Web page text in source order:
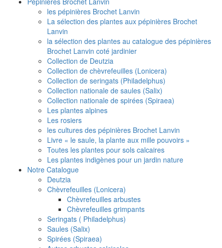
les pépinières Brochet Lanvin
La sélection des plantes aux pépinières Brochet
Lanvin
la sélection des plantes au catalogue des pépinières
Brochet Lanvin coté jardinier
Collection de Deutzia
Collection de chèvrefeuilles (Lonicera)
Collection de seringats (Philadelphus)
Collection nationale de saules (Salix)
Collection nationale de spirées (Spiraea)
Les plantes alpines
Les rosiers
les cultures des pépinières Brochet Lanvin
Livre « le saule, la plante aux mille pouvoirs »
Toutes les plantes pour sols calcaires
Les plantes indigènes pour un jardin nature
Notre Catalogue
Deutzia
Chèvrefeuilles (Lonicera)
Chèvrefeuilles arbustes
Chèvrefeuilles grimpants
Seringats ( Philadelphus)
Saules (Salix)
Spirées (Spiraea)